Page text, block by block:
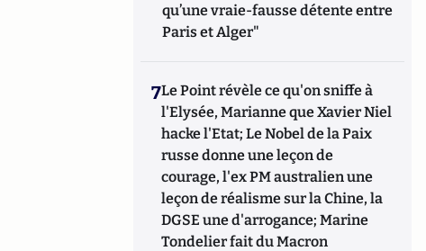
qu’une vraie-fausse détente entre
Paris et Alger"
7Le Point révèle ce qu'on sniffe à
l'Elysée, Marianne que Xavier Niel
hacke l'Etat; Le Nobel de la Paix
russe donne une leçon de
courage, l'ex PM australien une
leçon de réalisme sur la Chine, la
DGSE une d'arrogance; Marine
Tondelier fait du Macron